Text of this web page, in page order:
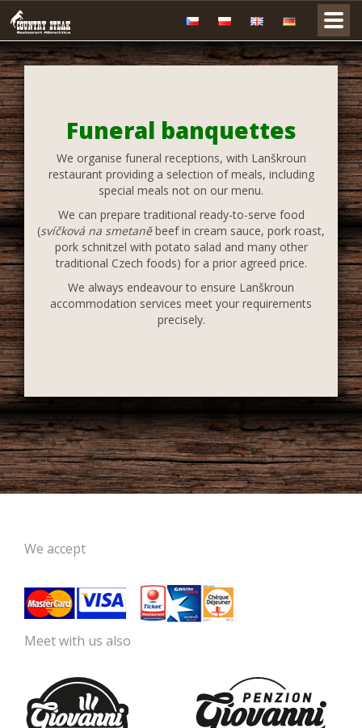
Funeral banquettes
We organise funeral receptions, with Lanškroun
restaurant providing a selection of meals, including
special meals not on our menu.
We can prepare traditional ready-to-serve food
(svíčková na smetaněbeef in cream sauce, pork roast,
pork schnitzel with potato salad and many other
traditional Czech foods) for a prior agreed price.
We always endeavour to ensure Lanškroun
accommodation services meet your requirements
precisely.
We accept
Meet with us also